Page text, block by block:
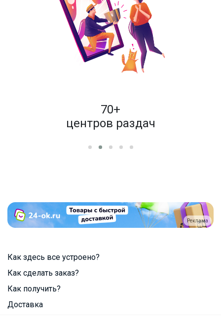
70+
центров раздач
Реклама
Как здесь все устроено?
Как сделать заказ?
Как получить?
Доставка